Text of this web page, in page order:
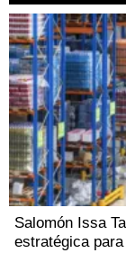
Salomón Issa
estratégica